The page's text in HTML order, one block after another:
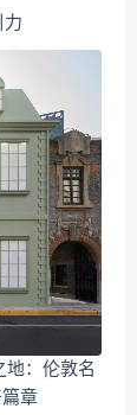
力
地：伦敦名
章